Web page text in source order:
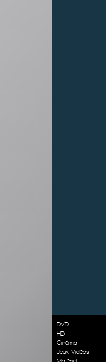
DVD
HD
Cinéma
Jeux Vidéos